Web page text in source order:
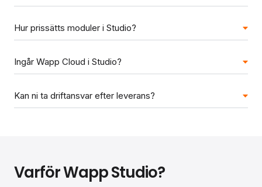
Hur prissätts moduler i Studio?
Ingår Wapp Cloud i Studio?
Kan ni ta driftansvar efter leverans?
Varför Wapp Studio?